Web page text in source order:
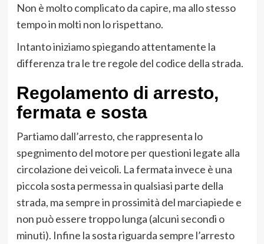
Non è molto complicato da capire, ma allo stesso
tempo in molti non lo rispettano.
Intanto iniziamo spiegando attentamente la
differenza tra le tre regole del codice della strada.
Regolamento di arresto,
fermata e sosta
Partiamo dall’arresto, che rappresenta lo
spegnimento del motore per questioni legate alla
circolazione dei veicoli. La fermata invece è una
piccola sosta permessa in qualsiasi parte della
strada, ma sempre in prossimità del marciapiede e
non può essere troppo lunga (alcuni secondi o
minuti). Infine la sosta riguarda sempre l’arresto